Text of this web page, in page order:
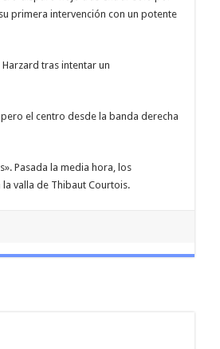
primera intervención con un potente
tras intentar un
el centro desde la banda derecha
Pasada la media hora, los
valla de Thibaut Courtois.